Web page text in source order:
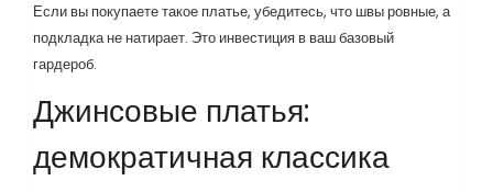
Если вы покупаете такое платье, убедитесь, что швы ровные, а
подкладка не натирает. Это инвестиция в ваш базовый
гардероб.
Джинсовые платья:
демократичная классика